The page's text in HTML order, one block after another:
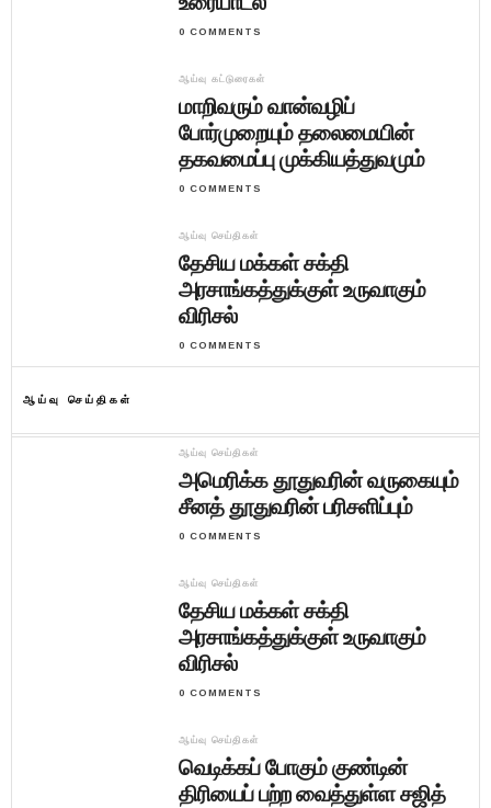
0 COMMENTS
ஆய்வு கட்டுரைகள்
மாறிவரும் வான்வழிப்
போர்முறையும் தலைமையின்
தகவமைப்பு முக்கியத்துவமும்
0 COMMENTS
ஆய்வு செய்திகள்
தேசிய மக்கள் சக்தி
அரசாங்கத்துக்குள் உருவாகும்
விரிசல்
0 COMMENTS
ஆய்வு செய்திகள்
ஆய்வு செய்திகள்
அமெரிக்க தூதுவரின் வருகையும்
சீனத் தூதுவரின் பரிசளிப்பும்
0 COMMENTS
ஆய்வு செய்திகள்
தேசிய மக்கள் சக்தி
அரசாங்கத்துக்குள் உருவாகும்
விரிசல்
0 COMMENTS
ஆய்வு செய்திகள்
வெடிக்கப் போகும் குண்டின்
திரியைப் பற்ற வைத்துள்ள சஜித்